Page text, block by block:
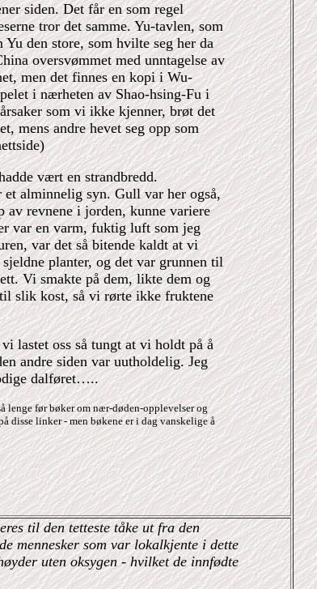
siden. Det får en som regel
tror det samme. Yu-tavlen, som
den store, som hvilte seg her da
oversvømmet med unntagelse av
men det finnes en kopi i Wu-
i nærheten av Shao-hsing-Fu i
som vi ikke kjenner, brøt det
mens andre hevet seg opp som
vært en strandbredd.
alminnelig syn. Gull var her også,
revnene i jorden, kunne variere
var en varm, fuktig luft som jeg
var det så bitende kaldt at vi
planter, og det var grunnen til
Vi smakte på dem, likte dem og
slik kost, så vi rørte ikke fruktene
lastet oss så tungt at vi holdt på å
andre siden var uutholdelig. Jeg
dalføret…..
lenge før bøker om nær-døden-opplevelser og
disse linker - men bøkene er i dag vanskelige å
til den tetteste tåke ut fra den
mennesker som var lokalkjente i dette
uten oksygen - hvilket de innfødte